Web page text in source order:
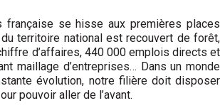
se hisse aux premières places
territoire national est recouvert de forêt,
d’affaires, 440 000 emplois directs et
maillage d’entreprises… Dans un monde
évolution, notre filière doit disposer
pouvoir aller de l’avant.